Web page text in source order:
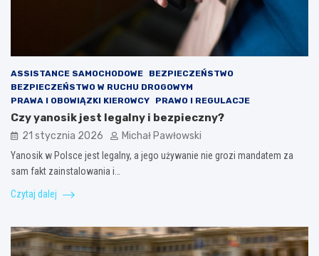
ASSISTANCE SAMOCHODOWE
BEZPIECZEŃSTWO
BEZPIECZEŃSTWO W RUCHU DROGOWYM
PRAWA I OBOWIĄZKI KIEROWCY
PRAWO I REGULACJE
Czy yanosik jest legalny i bezpieczny?
21 stycznia 2026 Michał Pawłowski
Yanosik w Polsce jest legalny, a jego używanie nie grozi mandatem za
sam fakt zainstalowania i…
Czytaj dalej